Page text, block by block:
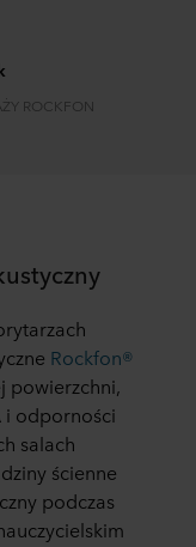
ROCKFON
Rockfon®
powierzchni,
i odporności
salach
ścienne
podczas